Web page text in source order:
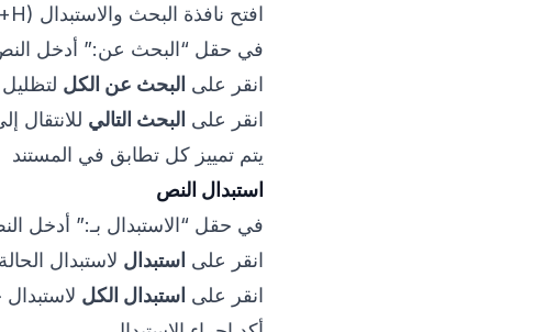
افتح نافذة البحث والاستبدال (Ctrl+H)
في حقل “البحث عن:” أدخل
انقر على البحث عن الكل
انقر على البحث التالي للانتقال
يتم تمييز كل تطابق في المستند
استبدال النص
في حقل “الاستبدال بـ:” أدخل
انقر على استبدال لاستبدال
انقر على استبدال الكل